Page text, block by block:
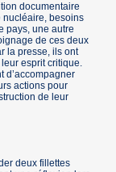
documentaire
nucléaire, besoins
pays, une autre
de ces deux
la presse, ils ont
esprit critique.
d’accompagner
actions pour
de leur
deux fillettes